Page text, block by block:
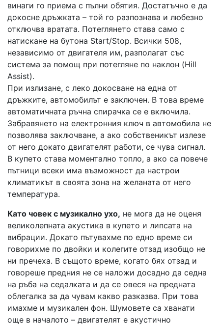
винаги го приема с пълни обятия. Достатъчно е да
докосне дръжката – той го разпознава и любезно
отключва вратата. Потеглянето става само с
натискане на бутона Start/Stop. Всички 508,
независимо от двигателя им, разполагат със
система за помощ при потегляне по наклон (Hill
Assist).
При излизане, с леко докосване на една от
дръжките, автомобилът е заключен. В това време
автоматичната ръчна спирачка се е включила.
Забравянето на електронния ключ в автомобила не
позволява заключване, а ако собственикът излезе
от него докато двигателят работи, се чува сигнал.
В купето става моментално топло, а ако са повече
пътници всеки има възможност да настрои
климатикът в своята зона на желаната от него
температура.
Като човек с музикално ухо, не мога да не оценя
великолепната акустика в купето и липсата на
вибрации. Докато пътувахме по едно време си
говорихме по двойки и колегите отзад изобщо не
ни пречеха. В същото време, когато бях отзад и
говореше предния не се наложи досадно да седна
на ръба на седалката и да се овеся на предната
облегалка за да чувам какво разказва. При това
имахме и музикален фон. Шумовете са хванати
още в началото – двигателят е акустично